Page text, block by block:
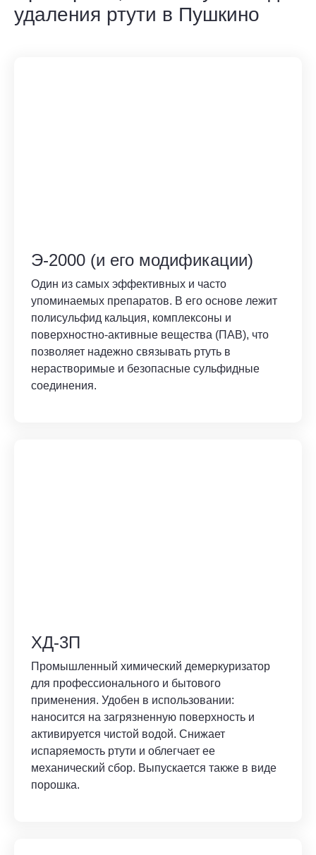
удаления ртути в Пушкино
Э-2000 (и его модификации)
Один из самых эффективных и часто
упоминаемых препаратов. В его основе лежит
полисульфид кальция, комплексоны и
поверхностно-активные вещества (ПАВ), что
позволяет надежно связывать ртуть в
нерастворимые и безопасные сульфидные
соединения.
ХД-3П
Промышленный химический демеркуризатор
для профессионального и бытового
применения. Удобен в использовании:
наносится на загрязненную поверхность и
активируется чистой водой. Снижает
испаряемость ртути и облегчает ее
механический сбор. Выпускается также в виде
порошка.